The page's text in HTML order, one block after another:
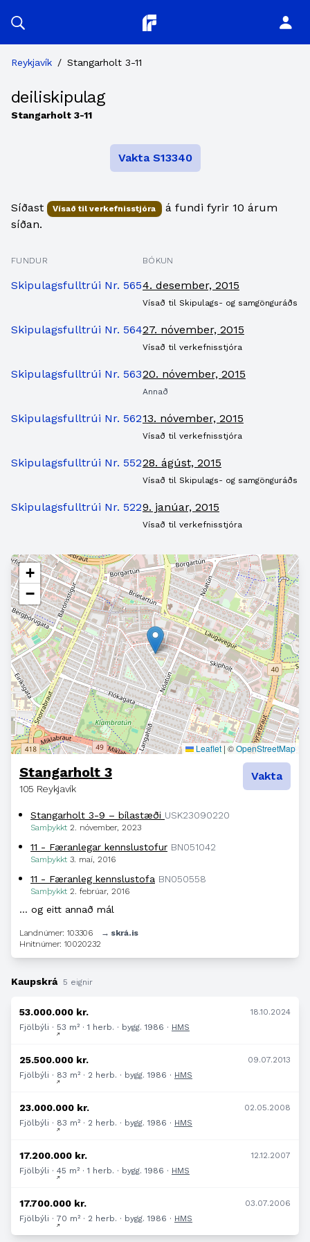
Planitor
Reykjavík / Stangarholt 3-11
deiliskipulag
Stangarholt 3-11
Vakta S13340
Síðast Vísað til verkefnisstjóra
á fundi fyrir 10 árum
síðan.
FUNDUR BÓKUN
Skipulagsfulltrúi Nr. 5654. desember, 2015
Vísað til Skipulags- og samgönguráðs
Skipulagsfulltrúi Nr. 56427. nóvember, 2015
Vísað til verkefnisstjóra
Skipulagsfulltrúi Nr. 56320. nóvember, 2015
Annað
Skipulagsfulltrúi Nr. 56213. nóvember, 2015
Vísað til verkefnisstjóra
Skipulagsfulltrúi Nr. 55228. ágúst, 2015
Vísað til Skipulags- og samgönguráðs
Skipulagsfulltrúi Nr. 5229. janúar, 2015
Vísað til verkefnisstjóra
+
−
Leaflet | ©OpenStreetMap
Stangarholt 3
105 Reykjavík
Vakta
Stangarholt 3-9 – bílastæði USK23090220
Samþykkt 2. nóvember, 2023
11 - Færanlegar kennslustofur BN051042
Samþykkt 3. maí, 2016
11 - Færanleg kennslustofa BN050558
Samþykkt 2. febrúar, 2016
… og eitt annað mál
Landnúmer: 103306
→ skrá.is
Hnitnúmer: 10020232
Kaupskrá 5 eignir
53.000.000 kr.
18.10.2024
Fjölbýli · 53 m² · 1 herb. · bygg. 1986 · HMS
25.500.000 kr.
09.07.2013
Fjölbýli · 83 m² · 2 herb. · bygg. 1986 · HMS
23.000.000 kr.
02.05.2008
Fjölbýli · 83 m² · 2 herb. · bygg. 1986 · HMS
17.200.000 kr.
12.12.2007
Fjölbýli · 45 m² · 1 herb. · bygg. 1986 · HMS
17.700.000 kr.
03.07.2006
Fjölbýli · 70 m² · 2 herb. · bygg. 1986 · HMS